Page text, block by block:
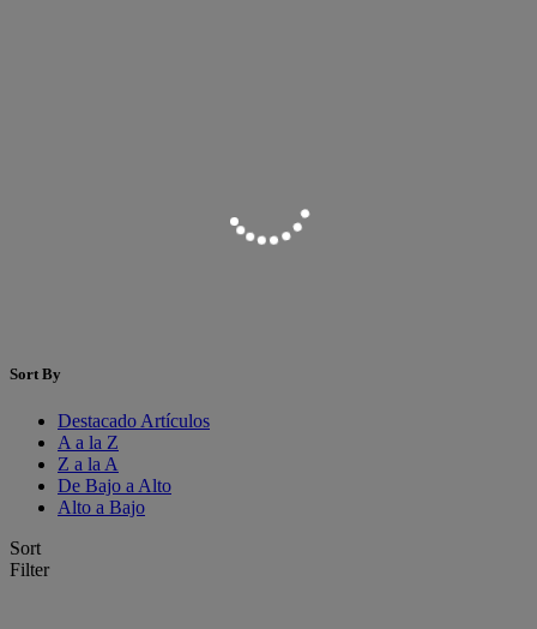
Sort By
Destacado Artículos
A a la Z
Z a la A
De Bajo a Alto
Alto a Bajo
Sort
Filter